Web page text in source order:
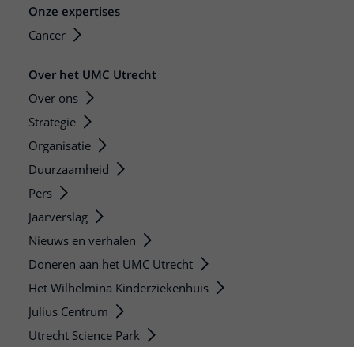
Onze expertises
Cancer
Over het UMC Utrecht
Over ons
Strategie
Organisatie
Duurzaamheid
Pers
Jaarverslag
Nieuws en verhalen
Doneren aan het UMC Utrecht
Het Wilhelmina Kinderziekenhuis
Julius Centrum
Utrecht Science Park